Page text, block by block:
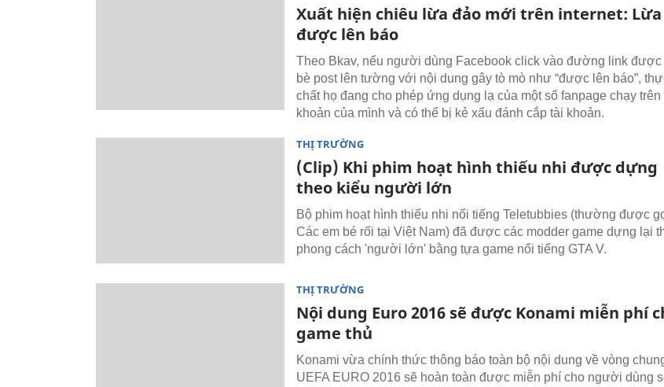
Xuất hiện chiêu lừa đảo mới trên internet: Lừa
được lên báo
Theo Bkav, nếu người dùng Facebook click vào đường link được
bè post lên tường với nội dung gây tò mò như “được lên báo”,
chất họ đang cho phép ứng dụng lạ của một số fanpage chạy trên
khoản của mình và có thể bị kẻ xấu đánh cắp tài khoản.
THỊ TRƯỜNG
(Clip) Khi phim hoạt hình thiếu nhi được dựng
theo kiểu người lớn
Bộ phim hoạt hình thiếu nhi nổi tiếng Teletubbies (thường được
Các em bé rối tại Việt Nam) đã được các modder game dựng lại
phong cách 'người lớn' bằng tựa game nổi tiếng GTA V.
THỊ TRƯỜNG
Nội dung Euro 2016 sẽ được Konami miễn phí
game thủ
Konami vừa chính thức thông báo toàn bộ nội dung về vòng
UEFA EURO 2016 sẽ hoàn toàn được miễn phí cho người dùng